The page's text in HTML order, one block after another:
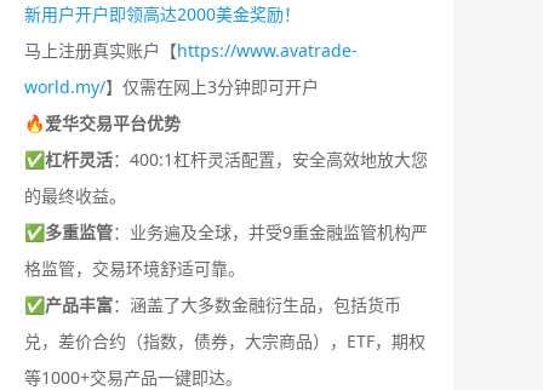
新用户开户即领高达2000美金奖励！
马上注册真实账户【https://www.avatrade-
world.my/】仅需在网上3分钟即可开户
🔥爱华交易平台优势
✅杠杆灵活：400:1杠杆灵活配置，安全高效地放大您
的最终收益。
✅多重监管：业务遍及全球，并受9重金融监管机构严
格监管，交易环境舒适可靠。
✅产品丰富：涵盖了大多数金融衍生品，包括货币
兑，差价合约（指数，债券，大宗商品），ETF，期权
等1000+交易产品一键即达。